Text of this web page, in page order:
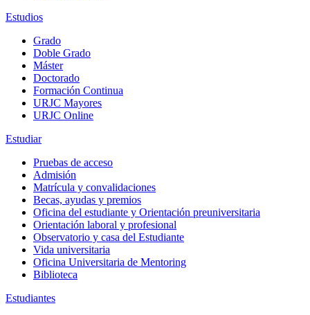
Estudios
Grado
Doble Grado
Máster
Doctorado
Formación Continua
URJC Mayores
URJC Online
Estudiar
Pruebas de acceso
Admisión
Matrícula y convalidaciones
Becas, ayudas y premios
Oficina del estudiante y Orientación preuniversitaria
Orientación laboral y profesional
Observatorio y casa del Estudiante
Vida universitaria
Oficina Universitaria de Mentoring
Biblioteca
Estudiantes